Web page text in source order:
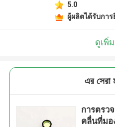
5.0
ผู้ผลิตได้รับกา
ดูเพิ่
এর সেরা
การตรว
คลื่นที่มอ